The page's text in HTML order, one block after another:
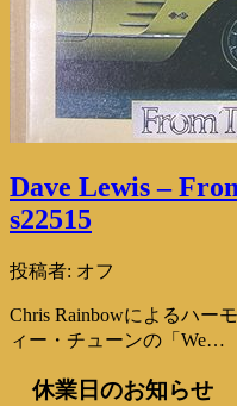
Dave Lewis –
s22515
投稿者: オフ
Chris Rainbowによるハー
ィー・チューンの「We…
休業日のお知らせ